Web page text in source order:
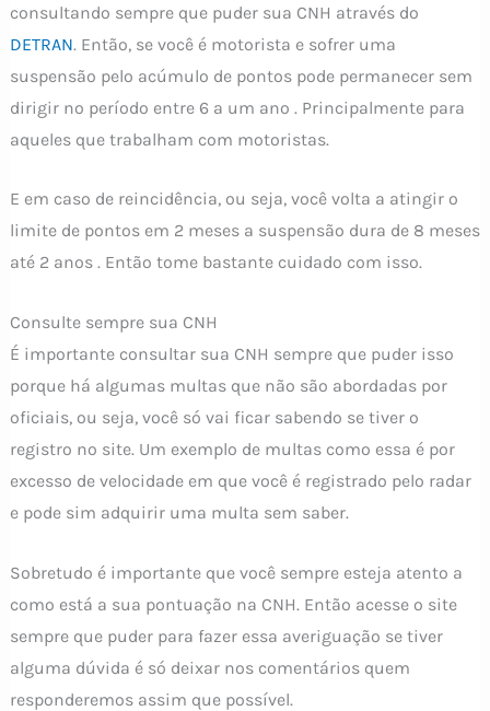
consultando sempre que puder sua CNH através do
DETRAN. Então, se você é motorista e sofrer uma
suspensão pelo acúmulo de pontos pode permanecer sem
dirigir no período entre 6 a um ano . Principalmente para
aqueles que trabalham com motoristas.
E em caso de reincidência, ou seja, você volta a atingir o
limite de pontos em 2 meses a suspensão dura de 8 meses
até 2 anos . Então tome bastante cuidado com isso.
Consulte sempre sua CNH
É importante consultar sua CNH sempre que puder isso
porque há algumas multas que não são abordadas por
oficiais, ou seja, você só vai ficar sabendo se tiver o
registro no site. Um exemplo de multas como essa é por
excesso de velocidade em que você é registrado pelo radar
e pode sim adquirir uma multa sem saber.
Sobretudo é importante que você sempre esteja atento a
como está a sua pontuação na CNH. Então acesse o site
sempre que puder para fazer essa averiguação se tiver
alguma dúvida é só deixar nos comentários quem
responderemos assim que possível.